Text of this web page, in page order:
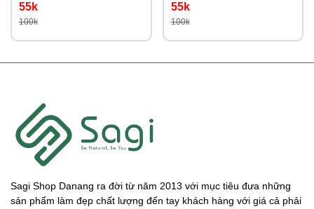
DNA B5
55k
100k
55k
100k
Sagi Shop Danang ra đời từ năm 2013 với mục tiêu đưa những
sản phẩm làm đẹp chất lượng đến tay khách hàng với giá cả phải